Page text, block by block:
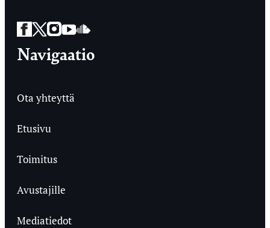
Facebook
Twitter
Instagram
YouTube
SoundCloud
Navigaatio
Ota yhteyttä
Etusivu
Toimitus
Avustajille
Mediatiedot